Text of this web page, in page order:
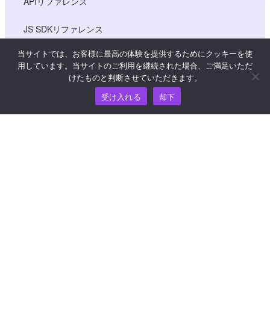
JS SDKリファレンス
リソース
当サイトでは、お客様に最高の体験を提供するためにクッキーを使
用しています。当サイトのご利用を継続された場合、ご満足いただ
けたものと判断させていただきます。
受け入れる
却下